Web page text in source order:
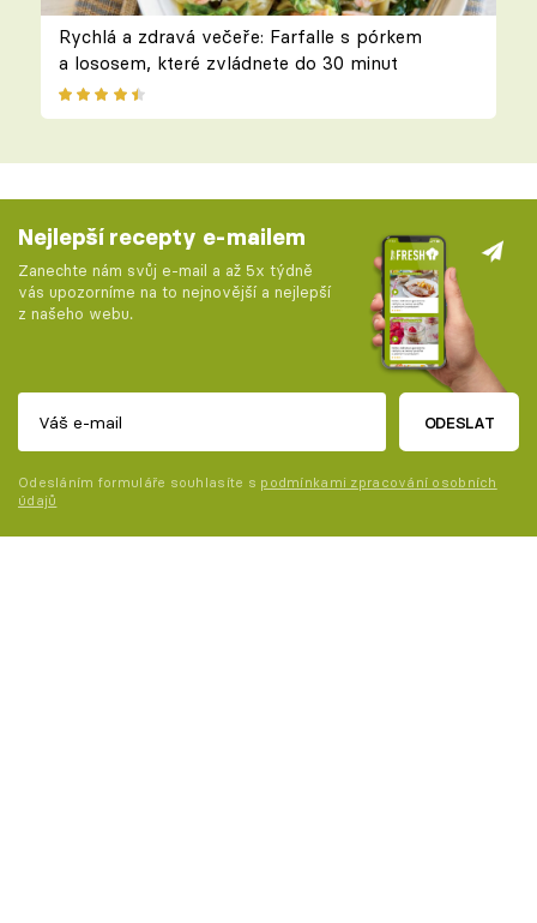
Rychlá a zdravá večeře: Farfalle s pórkem
a lososem, které zvládnete do 30 minut
Nejlepší recepty e-mailem
Zanechte nám svůj e-mail a až 5x týdně
vás upozorníme na to nejnovější a nejlepší
z našeho webu.
ODESLAT
Odesláním formuláře souhlasíte s podmínkami zpracování osobních
údajů